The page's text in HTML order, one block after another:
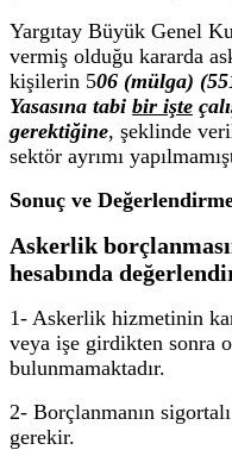
Yargıtay Büyük Genel
vermiş olduğu kararda
kişilerin 506 (mülga)
Yasasına tabi bir işte
gerektiğine, şeklinde
sektör ayrımı
Sonuç ve
Askerlik
hesabında
1- Askerlik hizmetinin
veya işe girdikten sonra
bulunmamaktadır.
2- Borçlanmanın
gerekir.